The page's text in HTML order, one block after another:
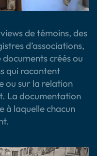
de témoins, des
d’associations,
créés ou
qui racontent
ou sur la relation
La documentation
à laquelle chacun